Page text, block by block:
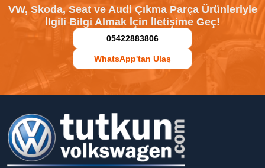
VW, Skoda, Seat ve Audi Çıkma Parça Ürünleriyle
İlgili Bilgi Almak İçin İletişime Geç!
05422883806
WhatsApp'tan Ulaş